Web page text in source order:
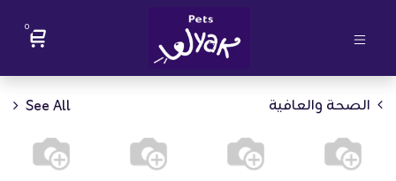
0
الصحة والعافية See All